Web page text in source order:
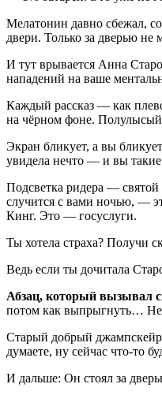
Мелатонин давно сбежал,
двери. Только за дверью не
И тут врывается Анна
нападений на ваше
Каждый рассказ — как
на чёрном фоне.
Экран бликует, а вы
увидела нечто — и вы
Подсветка ридера — святой
случится с вами ночью, —
Кинг. Это — госуслуги.
Ты хотела страха? Получи
Ведь если ты дочитала
Абзац, который вызывал
потом как выпрыгнуть…
Старый добрый джампскейр
думаете, ну сейчас что-то
И дальше: Он стоял за